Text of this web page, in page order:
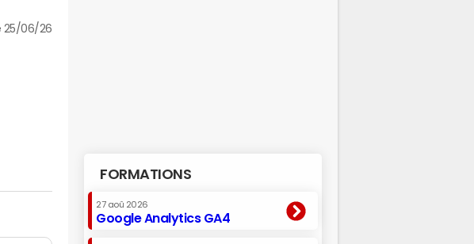
25/06/26
FORMATIONS
27 aoû 2026
Google Analytics GA4